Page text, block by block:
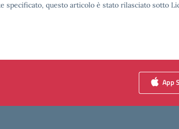
specificato, questo articolo è stato rilasciato sotto
App